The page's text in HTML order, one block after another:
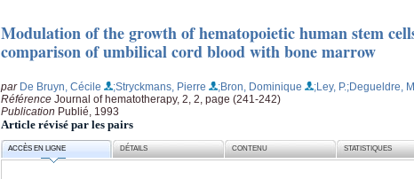
Modulation of the growth of hematopoietic human stem
comparison of umbilical cord blood with bone marrow
par De Bruyn, Cécile ;Stryckmans, Pierre ;Bron, Dominique ;Ley, P.;Degueldre,
Référence Journal of hematotherapy, 2, 2, page (241-242)
Publication Publié, 1993
Article révisé par les pairs
ACCÈS EN LIGNE DÉTAILS CONTENU STATISTIQUES